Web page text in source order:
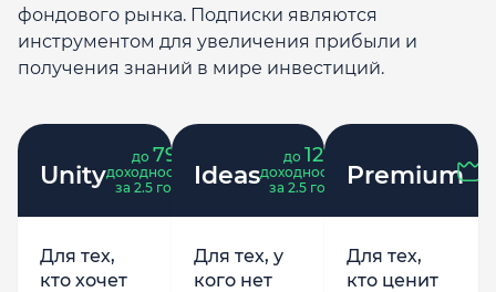
фондового рынка. Подписки являются
инструментом для увеличения прибыли и
получения знаний в мире инвестиций.
Unity
до 79
доходность
за 2.5 года
Для тех,
кто хочет
Ideas
до 121
доходность
за 2.5 года
Для тех, у
кого нет
Premium
Для тех,
кто ценит